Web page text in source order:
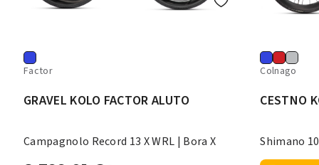
Factor
GRAVEL KOLO FACTOR ALUTO
Campagnolo Record 13 X WRL | Bora X
Colnago
CESTNO
Shimano